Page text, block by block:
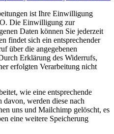
ist Ihre Einwilligung
Die Einwilligung zur
Daten können Sie jederzeit
findet sich ein entsprechender
über die angegebenen
Erklärung des Widerrufs,
erfolgten Verarbeitung nicht
wie eine entsprechende
werden diese nach
uns und Mailchimp gelöscht, es
eine weitere Speicherung